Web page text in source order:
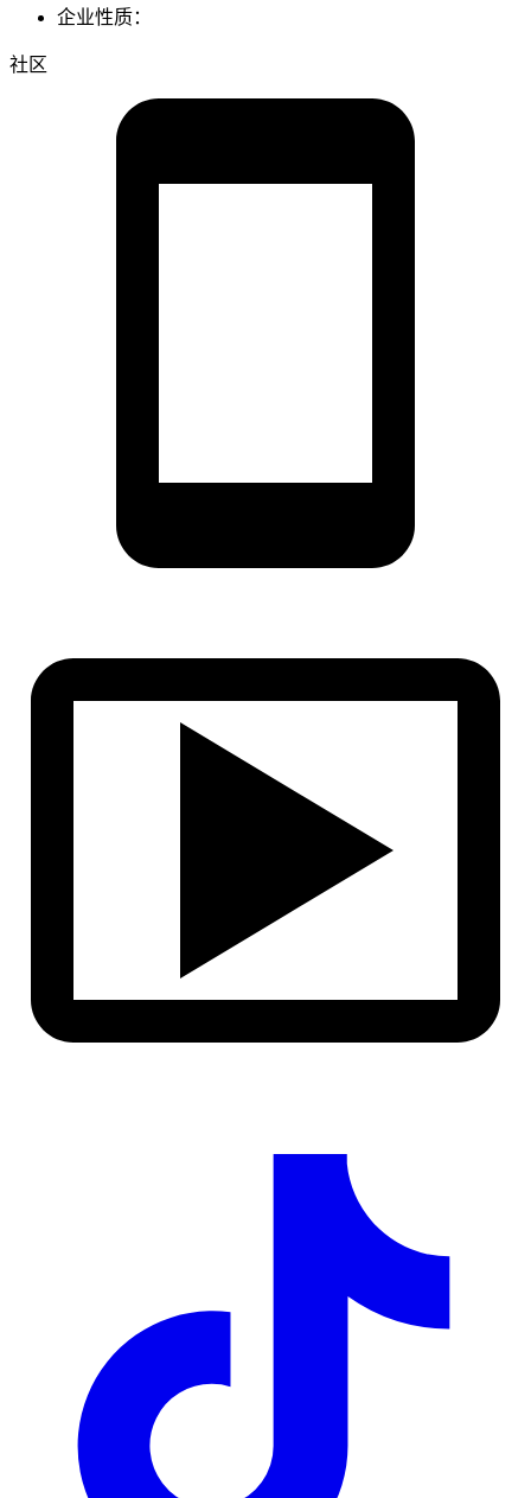
企业性质：
社区